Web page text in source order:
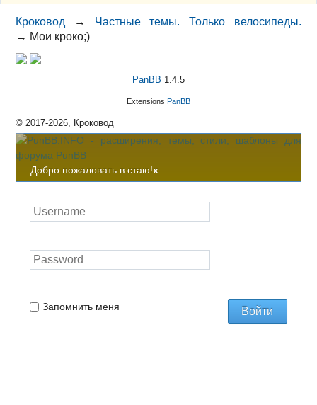
Кроковод → Частные темы. Только велосипеды.
→ Мои кроко;)
PanBB 1.4.5
Extensions PanBB
© 2017-2026, Кроковод
Добро пожаловать в стаю!x
Запомнить меня